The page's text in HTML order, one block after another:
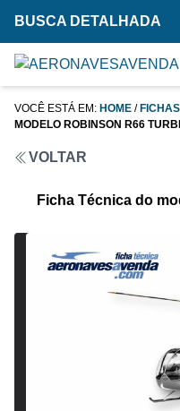
BUSCA DETALHADA
VOCÊ ESTÁ EM: HOME /
MODELO ROBINSON R66
VOLTAR
Ficha Técnica do